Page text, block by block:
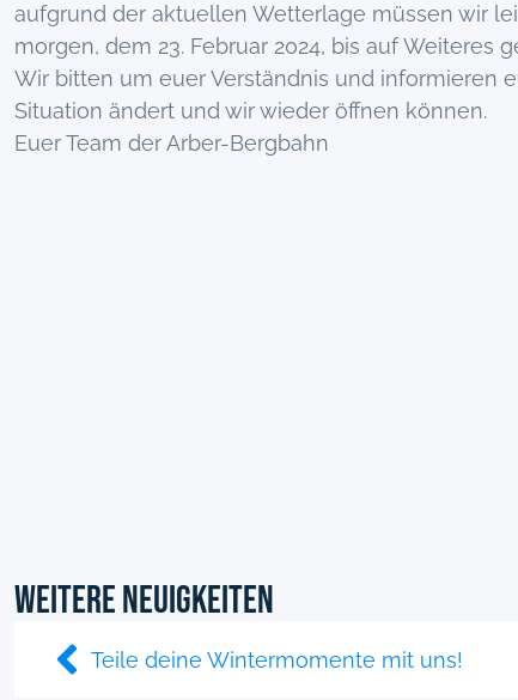
aufgrund der aktuellen Wetterlage müssen wir
morgen, dem 23. Februar 2024, bis auf Weiteres
Wir bitten um euer Verständnis und informieren
Situation ändert und wir wieder öffnen können.
Euer Team der Arber-Bergbahn
Weitere Neuigkeiten
Teile deine Wintermomente mit uns!